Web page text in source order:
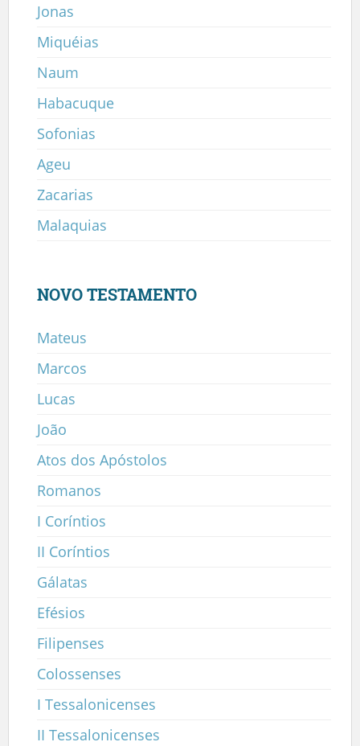
Jonas
Miquéias
Naum
Habacuque
Sofonias
Ageu
Zacarias
Malaquias
NOVO TESTAMENTO
Mateus
Marcos
Lucas
João
Atos dos Apóstolos
Romanos
I Coríntios
II Coríntios
Gálatas
Efésios
Filipenses
Colossenses
I Tessalonicenses
II Tessalonicenses